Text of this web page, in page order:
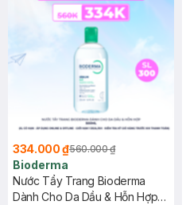
334.000 ₫560.000 ₫
Bioderma
Nước Tẩy Trang Bioderma
Dành Cho Da Dầu & Hỗn Hợp